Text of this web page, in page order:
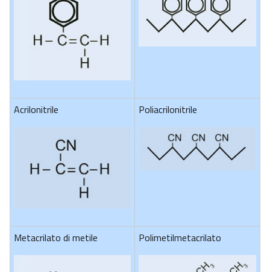
Acrilonitrile Poliacrilonitrile
Metacrilato di metile Polimetilmetacrilato